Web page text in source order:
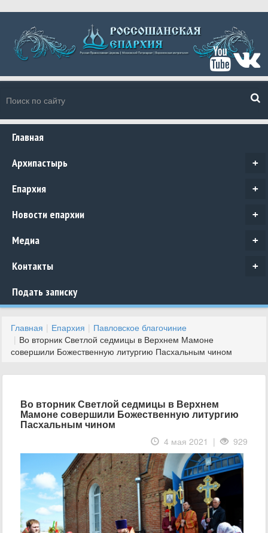
Главная
+
Архипастырь
+
Епархия
+
Новости епархии
+
Медиа
+
Контакты
Подать записку
Главная Епархия
Павловское благочиние
Во вторник Светлой седмицы в Верхнем Мамоне
совершили Божественную литургию Пасхальным чином
Во вторник Светлой седмицы в Верхнем
Мамоне совершили Божественную литургию
Пасхальным чином
4 мая 2021 | 929